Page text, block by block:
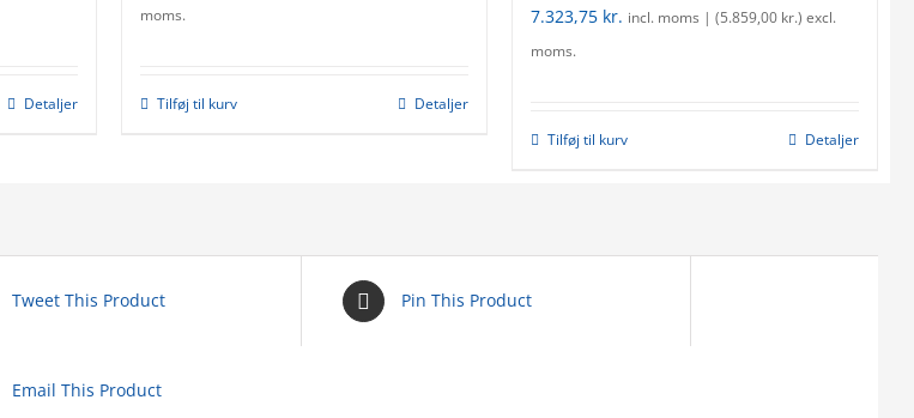
Detaljer
moms.
Tilføj til kurv Detaljer
7.323,75 kr. incl. moms | (5.859,00 kr.) excl.
moms.
Tilføj til kurv Detaljer
Tweet This Product Pin This Product
Email This Product